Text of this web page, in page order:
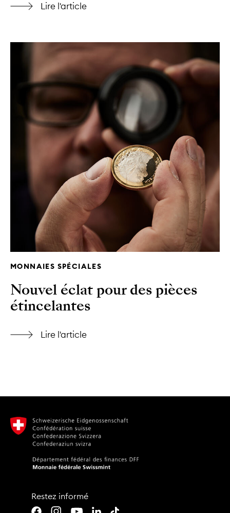
Lire l'article
MONNAIES SPÉCIALES
Nouvel éclat pour des pièces
étincelantes
Lire l'article
Restez informé